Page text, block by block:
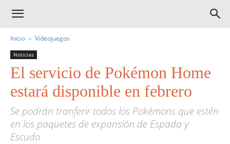
Inicio Videojuegos
Noticias
El servicio de Pokémon Home
estará disponible en febrero
Se podrán tranferir todos los Pokémons que estén
en los paquetes de expansión de Espada y
Escudo